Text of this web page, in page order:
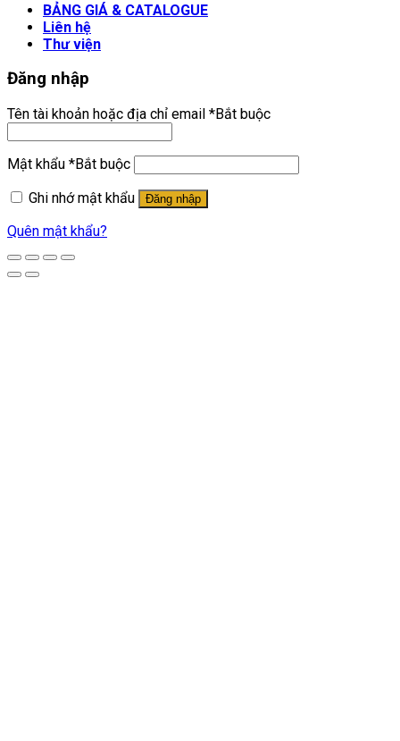
BẢNG GIÁ & CATALOGUE
Liên hệ
Thư viện
Đăng nhập
Tên tài khoản hoặc địa chỉ email *Bắt buộc
Mật khẩu *Bắt buộc
Ghi nhớ mật khẩu
Đăng nhập
Quên mật khẩu?